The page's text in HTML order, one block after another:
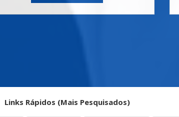
Links Rápidos (Mais Pesquisados)